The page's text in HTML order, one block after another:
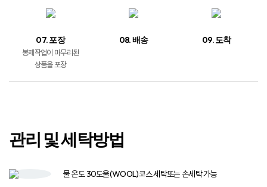
07. 포장
봉제작업이 마무리된
상품을 포장
08. 배송 09. 도착
관리 및 세탁방법
물 온도 30도울(WOOL)코스 세탁또는 손세탁 가능